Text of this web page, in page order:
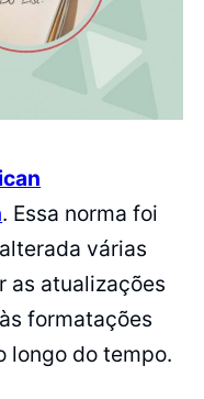
. Essa norma foi
várias
as atualizações
formatações
longo do tempo.